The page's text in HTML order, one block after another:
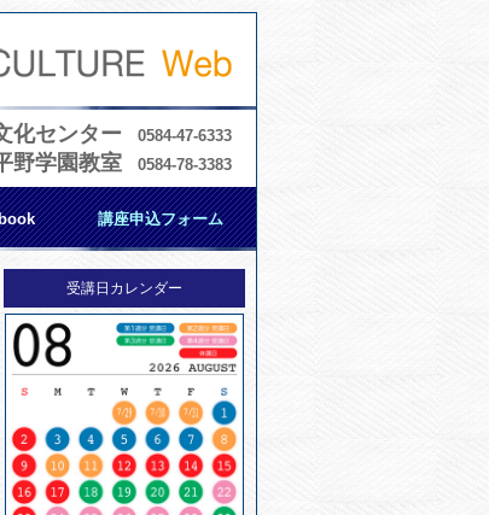
化センター 0584-47-6333
野学園教室 0584-78-3383
講座申込フォーム
受講日カレンダー